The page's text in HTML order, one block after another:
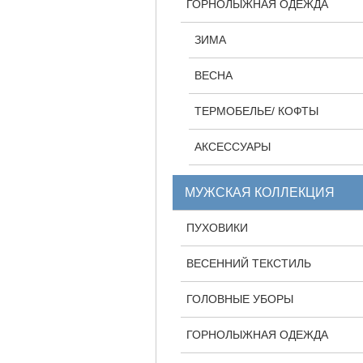
ГОРНОЛЫЖНАЯ ОДЕЖДА
ЗИМА
ВЕСНА
ТЕРМОБЕЛЬЕ/ КОФТЫ
АКСЕССУАРЫ
МУЖСКАЯ КОЛЛЕКЦИЯ
ПУХОВИКИ
ВЕСЕННИЙ ТЕКСТИЛЬ
ГОЛОВНЫЕ УБОРЫ
ГОРНОЛЫЖНАЯ ОДЕЖДА